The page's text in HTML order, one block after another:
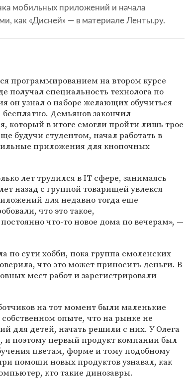
мобильных приложений и начала
как «Дисней» — в материале Ленты.ру.
программированием на втором курсе
получал специальность технолога по
он узнал о наборе желающих обучиться
Демьянов закончил
который в итоге смогли пройти лишь трое
будучи студентом, начал работать в
приложения для кнопочных
лет трудился в IT сфере, занимаясь
назад с группой товарищей увлекся
для недавно тогда еще
что это такое,
что-то новое дома по вечерам», —
по сути хобби, пока группа смоленских
что это может приносить деньги. В
мест работ и зарегистрировали
на тот момент были маленькие
опыте, что на рынке не
для детей, начать решили с них. У Олега
и поэтому первый продукт компании был
цветам, форме и тому подобному
помощи новых продуктов узнавал, как
кто такие динозавры.